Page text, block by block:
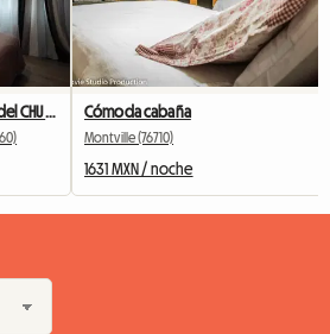
Cómoda cabaña
Montville (76710)
1631 MXN / noche